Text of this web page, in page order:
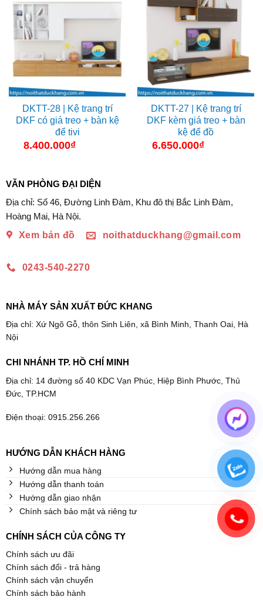
DKTT-28 | Kệ trang trí
DKF có giá treo + bàn kệ
để tivi
8.400.000₫
DKTT-27 | Kệ trang trí
DKF kèm giá treo + bàn
kệ để đồ
6.650.000₫
VĂN PHÒNG ĐẠI DIỆN
Địa chỉ: Số 46, Đường Linh Đàm, Khu đô thị Bắc Linh Đàm,
Hoàng Mai, Hà Nội.
Xem bản đồ
noithatduckhang@gmail.com
0243-540-2270
NHÀ MÁY SẢN XUẤT ĐỨC KHANG
Địa chỉ: Xứ Ngõ Gỗ, thôn Sinh Liên, xã Bình Minh, Thanh Oai, Hà
Nội
CHI NHÁNH TP. HỒ CHÍ MINH
Địa chỉ: 14 đường số 40 KDC Vạn Phúc, Hiệp Bình Phước, Thủ
Đức, TP.HCM
Điện thoại: 0915.256.266
HƯỚNG DẪN KHÁCH HÀNG
Hướng dẫn mua hàng
Hướng dẫn thanh toán
Hướng dẫn giao nhận
Chính sách bảo mật và riêng tư
CHÍNH SÁCH CỦA CÔNG TY
Chính sách ưu đãi
Chính sách đổi - trả hàng
Chính sách vận chuyển
Chính sách bảo hành